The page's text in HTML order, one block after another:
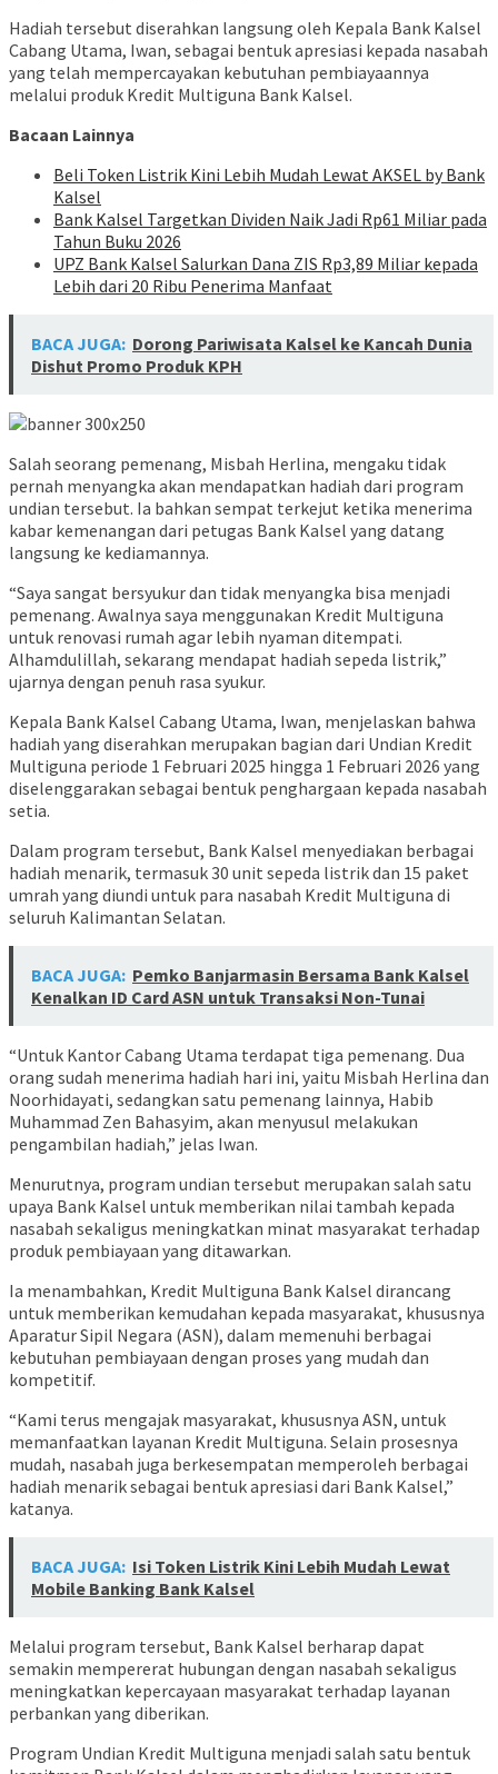
Hadiah tersebut diserahkan langsung oleh Kepala Bank Kalsel
Cabang Utama, Iwan, sebagai bentuk apresiasi kepada nasabah
yang telah mempercayakan kebutuhan pembiayaannya
melalui produk Kredit Multiguna Bank Kalsel.
Bacaan Lainnya
Beli Token Listrik Kini Lebih Mudah Lewat AKSEL by Bank
Kalsel
Bank Kalsel Targetkan Dividen Naik Jadi Rp61 Miliar pada
Tahun Buku 2026
UPZ Bank Kalsel Salurkan Dana ZIS Rp3,89 Miliar kepada
Lebih dari 20 Ribu Penerima Manfaat
BACA JUGA: Dorong Pariwisata Kalsel ke Kancah Dunia
Dishut Promo Produk KPH
Salah seorang pemenang, Misbah Herlina, mengaku tidak
pernah menyangka akan mendapatkan hadiah dari program
undian tersebut. Ia bahkan sempat terkejut ketika menerima
kabar kemenangan dari petugas Bank Kalsel yang datang
langsung ke kediamannya.
“Saya sangat bersyukur dan tidak menyangka bisa menjadi
pemenang. Awalnya saya menggunakan Kredit Multiguna
untuk renovasi rumah agar lebih nyaman ditempati.
Alhamdulillah, sekarang mendapat hadiah sepeda listrik,”
ujarnya dengan penuh rasa syukur.
Kepala Bank Kalsel Cabang Utama, Iwan, menjelaskan bahwa
hadiah yang diserahkan merupakan bagian dari Undian Kredit
Multiguna periode 1 Februari 2025 hingga 1 Februari 2026 yang
diselenggarakan sebagai bentuk penghargaan kepada nasabah
setia.
Dalam program tersebut, Bank Kalsel menyediakan berbagai
hadiah menarik, termasuk 30 unit sepeda listrik dan 15 paket
umrah yang diundi untuk para nasabah Kredit Multiguna di
seluruh Kalimantan Selatan.
BACA JUGA: Pemko Banjarmasin Bersama Bank Kalsel
Kenalkan ID Card ASN untuk Transaksi Non-Tunai
“Untuk Kantor Cabang Utama terdapat tiga pemenang. Dua
orang sudah menerima hadiah hari ini, yaitu Misbah Herlina dan
Noorhidayati, sedangkan satu pemenang lainnya, Habib
Muhammad Zen Bahasyim, akan menyusul melakukan
pengambilan hadiah,” jelas Iwan.
Menurutnya, program undian tersebut merupakan salah satu
upaya Bank Kalsel untuk memberikan nilai tambah kepada
nasabah sekaligus meningkatkan minat masyarakat terhadap
produk pembiayaan yang ditawarkan.
Ia menambahkan, Kredit Multiguna Bank Kalsel dirancang
untuk memberikan kemudahan kepada masyarakat, khususnya
Aparatur Sipil Negara (ASN), dalam memenuhi berbagai
kebutuhan pembiayaan dengan proses yang mudah dan
kompetitif.
“Kami terus mengajak masyarakat, khususnya ASN, untuk
memanfaatkan layanan Kredit Multiguna. Selain prosesnya
mudah, nasabah juga berkesempatan memperoleh berbagai
hadiah menarik sebagai bentuk apresiasi dari Bank Kalsel,”
katanya.
BACA JUGA: Isi Token Listrik Kini Lebih Mudah Lewat
Mobile Banking Bank Kalsel
Melalui program tersebut, Bank Kalsel berharap dapat
semakin mempererat hubungan dengan nasabah sekaligus
meningkatkan kepercayaan masyarakat terhadap layanan
perbankan yang diberikan.
Program Undian Kredit Multiguna menjadi salah satu bentuk